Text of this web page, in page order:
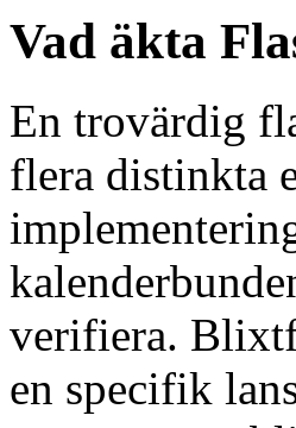
Vad äkta
En trovärdig
flera distinkta
verifiera.
en specifik